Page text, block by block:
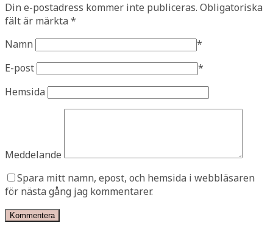
Din e-postadress kommer inte publiceras. Obligatoriska
fält är märkta *
Namn
*
E-post
*
Hemsida
Meddelande
Spara mitt namn, epost, och hemsida i webbläsaren
för nästa gång jag kommentarer.